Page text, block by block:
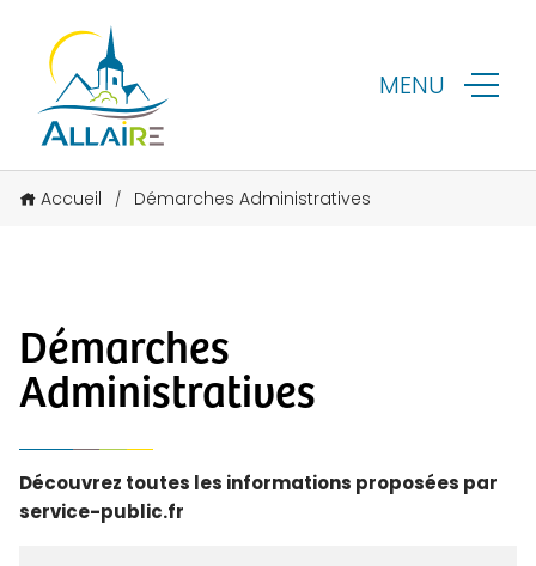
MENU
Accueil / Démarches Administratives
Démarches
Administratives
Découvrez toutes les informations proposées par
service-public.fr